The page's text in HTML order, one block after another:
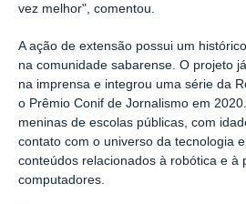
vez melhor", comentou.
A ação de extensão possui um
na comunidade sabarense. O projeto
na imprensa e integrou uma série da
o Prêmio Conif de Jornalismo em
meninas de escolas públicas, com
contato com o universo da tecnologia
conteúdos relacionados à robótica e à
computadores.